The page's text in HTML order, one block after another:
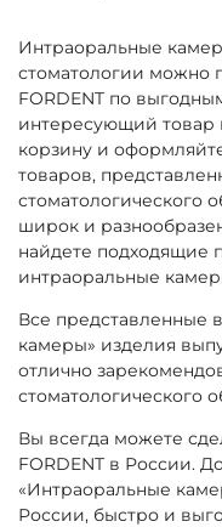
Интраоральные
стоматологии можно
FORDENT по
интересующий товар
корзину и
товаров,
стоматологического
широк и
найдете подходящие
интраоральные
Все представленные
камеры» изделия
отлично
стоматологического
Вы всегда можете
FORDENT в России.
«Интраоральные
России, быстро и